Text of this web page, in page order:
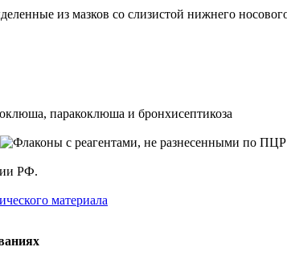
из мазков со слизистой нижнего носового
паракоклюша и бронхисептикоза
РФ.
материала